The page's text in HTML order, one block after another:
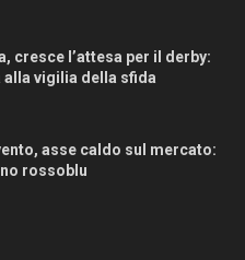
cresce l’attesa per il derby:
alla vigilia della sfida
asse caldo sul mercato:
rossoblu